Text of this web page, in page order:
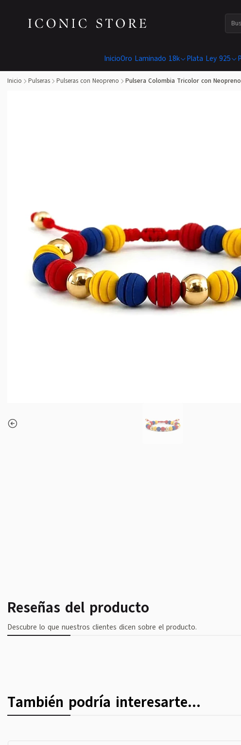
InicioOro Laminado 18k Plata Ley 925
Inicio Pulseras Pulseras con Neopreno Pulsera Colombia Tricolor con
Reseñas del producto
Descubre lo que nuestros clientes dicen sobre el producto.
También podría interesarte...